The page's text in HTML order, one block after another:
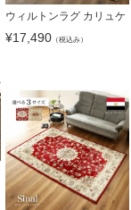
ウィルトンラグ カリュケ
¥17,490（税込み）